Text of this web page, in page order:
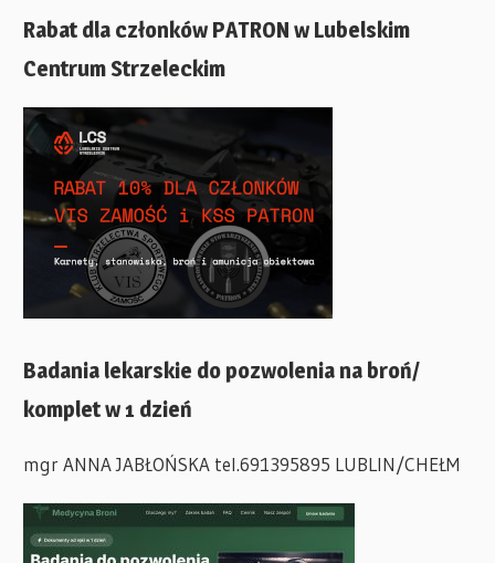
Rabat dla członków PATRON w Lubelskim
Centrum Strzeleckim
Badania lekarskie do pozwolenia na broń/
komplet w 1 dzień
mgr ANNA JABŁOŃSKA tel.691395895 LUBLIN/CHEŁM